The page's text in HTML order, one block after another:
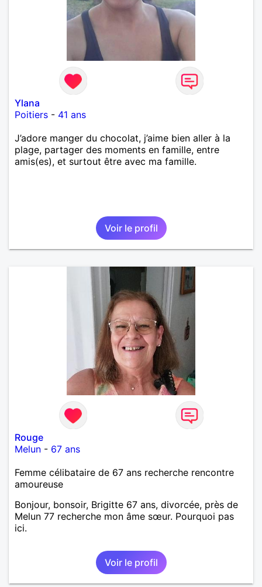
Ylana
Poitiers - 41 ans
J’adore manger du chocolat, j’aime bien aller à la
plage, partager des moments en famille, entre
amis(es), et surtout être avec ma famille.
Voir le profil
Rouge
Melun - 67 ans
Femme célibataire de 67 ans recherche rencontre
amoureuse
Bonjour, bonsoir, Brigitte 67 ans, divorcée, près de
Melun 77 recherche mon âme sœur. Pourquoi pas
ici.
Voir le profil